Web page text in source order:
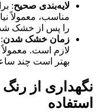
لایه‌بندی صحیح:
مناسب، معمولاً
را پس از خشک
زمان خشک شدن
لازم است.
بهتر است چند
نگهداری از رنگ
استفاده